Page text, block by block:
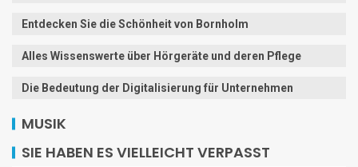
Entdecken Sie die Schönheit von Bornholm
Alles Wissenswerte über Hörgeräte und deren Pflege
Die Bedeutung der Digitalisierung für Unternehmen
MUSIK
SIE HABEN ES VIELLEICHT VERPASST